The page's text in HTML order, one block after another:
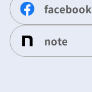
facebook
note